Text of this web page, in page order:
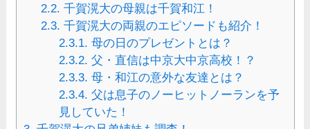
2.2. 千賀滉大の母親は千賀和江！
2.3. 千賀滉大の両親のエピソードも紹介！
2.3.1. 母の日のプレゼントとは？
2.3.2. 父・直信は中京大中京高校！？
2.3.3. 母・和江の意外な友達とは？
2.3.4. 父は息子のノーヒットノーランを予
見していた！